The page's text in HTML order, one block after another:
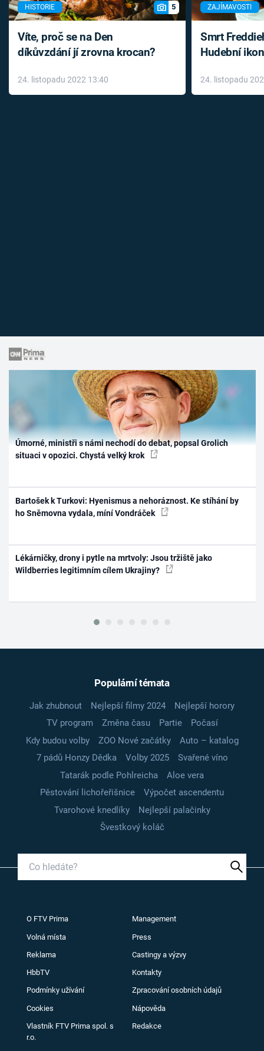
HISTORIE 5
Víte, proč se na Den
díkůvzdání jí zrovna krocan?
24. listopadu 2022 13:40
ZAJÍMAVOSTI
Smrt
Hudební
léky
24. listopadu
Úmorné, ministři s námi nechodí do debat, popsal Grolich
situaci v opozici. Chystá velký krok
Bartošek k Turkovi: Hyenismus a nehoráznost. Ke stíhání by
ho Sněmovna vydala, míní Vondráček
Lékárničky, drony i pytle na mrtvoly: Jsou tržiště jako
Wildberries legitimním cílem Ukrajiny?
Populární témata
Jak zhubnout Nejlepší filmy 2024
Nejlepší horory
TV program
Změna času Partie
Počasí
Kdy budou volby
ZOO Nové začátky
Auto – katalog
7 pádů Honzy Dědka
Volby 2025
Svařené víno
Tatarák podle Pohlreicha
Aloe vera
Pěstování lichořeřišnice
Výpočet ascendentu
Tvarohové knedlíky
Nejlepší palačinky
Švestkový koláč
O FTV Prima Management
Volná místa Press
Reklama Castingy a výzvy
HbbTV Kontakty
Podmínky užívání Zpracování osobních údajů
Cookies Nápověda
Vlastník FTV Prima spol. s
r.o.
Redakce